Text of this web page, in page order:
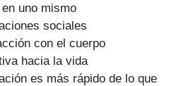
uno mismo
sociales
con el cuerpo
hacia la vida
es más rápido de lo que